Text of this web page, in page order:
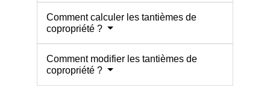
Comment calculer les tantièmes de
copropriété ?
Comment modifier les tantièmes de
copropriété ?